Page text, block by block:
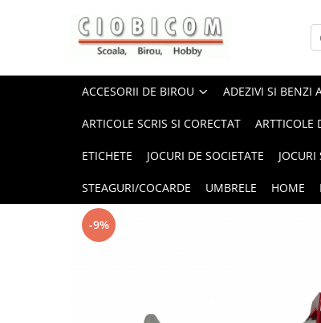
Accesorii de birou
Suporti birou
Articole din hartie
Role casa marcat si fax
ACCESORII DE BIROU ADEZIVI SI BENZI
ARTICOLE SCRIS SI CORECTAT ARTTICOLE
ETICHETE JOCURI DE SOCIETATE JOCURI
STEAGURI/COCARDE UMBRELE HOME
-9%